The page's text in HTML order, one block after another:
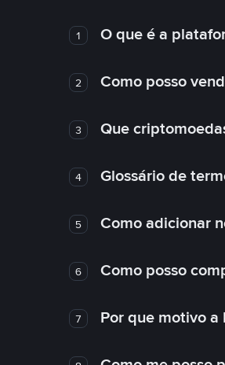
1 O que é a
2 Como posso
3 Que
4 Glossário de
5 Como adicionar
6 Como posso
7 Por que motivo a